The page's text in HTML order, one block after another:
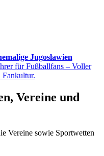
Jugoslawien
für Fußballfans – Voller
Fankultur.
Vereine und
Vereine sowie Sportwetten